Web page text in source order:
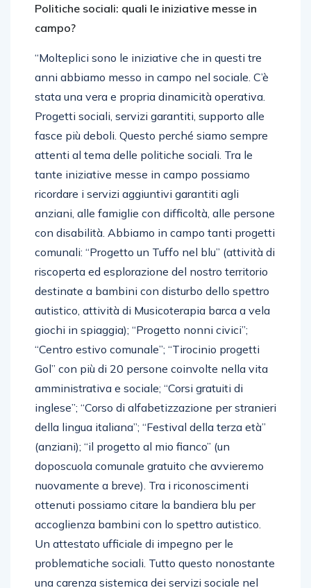
Politiche sociali: quali le iniziative messe in
campo?
“Molteplici sono le iniziative che in questi tre
anni abbiamo messo in campo nel sociale. C’è
stata una vera e propria dinamicità operativa.
Progetti sociali, servizi garantiti, supporto alle
fasce più deboli. Questo perché siamo sempre
attenti al tema delle politiche sociali. Tra le
tante iniziative messe in campo possiamo
ricordare i servizi aggiuntivi garantiti agli
anziani, alle famiglie con difficoltà, alle persone
con disabilità. Abbiamo in campo tanti progetti
comunali: “Progetto un Tuffo nel blu” (attività di
riscoperta ed esplorazione del nostro territorio
destinate a bambini con disturbo dello spettro
autistico, attività di Musicoterapia barca a vela
giochi in spiaggia); “Progetto nonni civici”;
“Centro estivo comunale”; “Tirocinio progetti
Gol” con più di 20 persone coinvolte nella vita
amministrativa e sociale; “Corsi gratuiti di
inglese”; “Corso di alfabetizzazione per stranieri
della lingua italiana”; “Festival della terza età”
(anziani); “il progetto al mio fianco” (un
doposcuola comunale gratuito che avvieremo
nuovamente a breve). Tra i riconoscimenti
ottenuti possiamo citare la bandiera blu per
accoglienza bambini con lo spettro autistico.
Un attestato ufficiale di impegno per le
problematiche sociali. Tutto questo nonostante
una carenza sistemica dei servizi sociale nel